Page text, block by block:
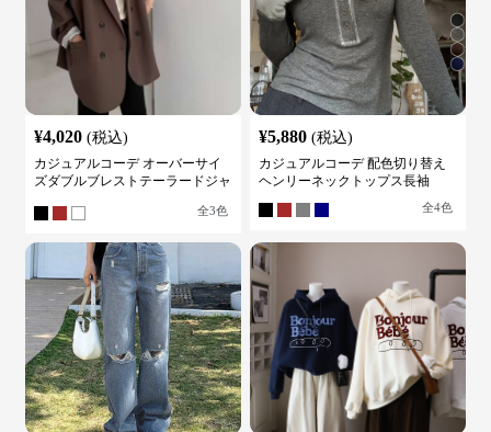
¥4,020 (税込)
カジュアルコーデ オーバーサイ
ズダブルブレストテーラードジャ
全3色
¥5,880 (税込)
カジュアルコーデ 配色切り替え
ヘンリーネックトップス長袖
全4色